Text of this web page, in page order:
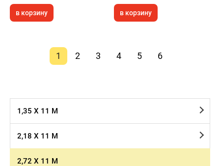
в корзину в корзину
1 2 3 4 5 6
1,35 X 11 М
2,18 Х 11 М
2,72 Х 11 М